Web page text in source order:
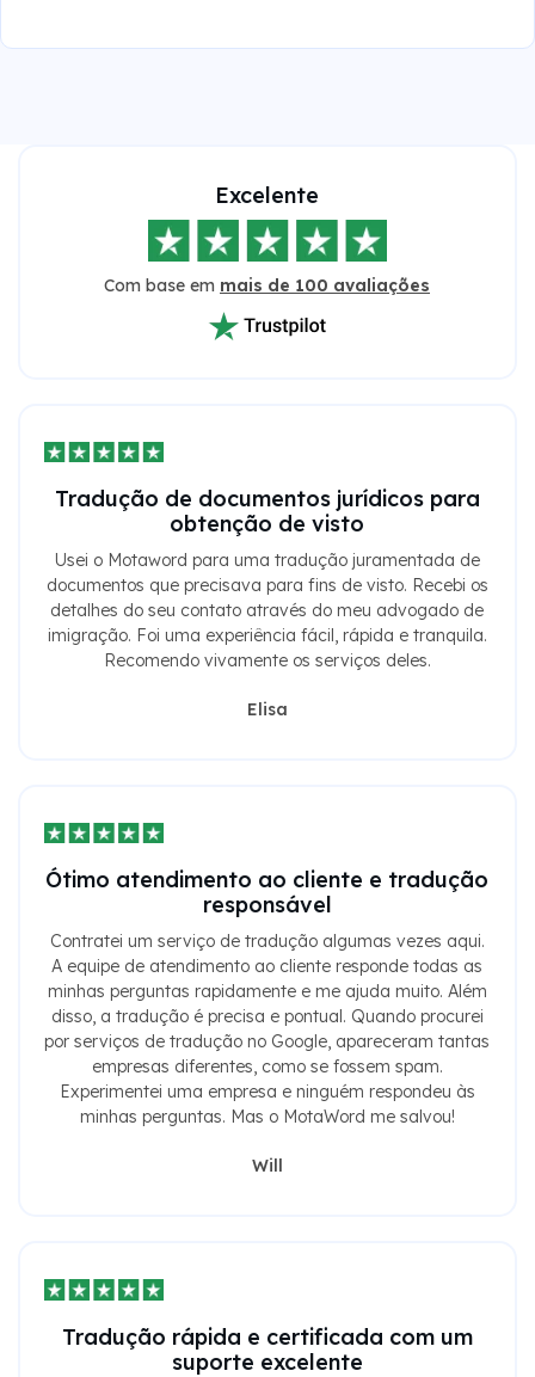
Excelente
Com base em mais de 100 avaliações
Tradução de documentos jurídicos para
obtenção de visto
Usei o Motaword para uma tradução juramentada de
documentos que precisava para fins de visto. Recebi os
detalhes do seu contato através do meu advogado de
imigração. Foi uma experiência fácil, rápida e tranquila.
Recomendo vivamente os serviços deles.
Elisa
Ótimo atendimento ao cliente e tradução
responsável
Contratei um serviço de tradução algumas vezes aqui.
A equipe de atendimento ao cliente responde todas as
minhas perguntas rapidamente e me ajuda muito. Além
disso, a tradução é precisa e pontual. Quando procurei
por serviços de tradução no Google, apareceram tantas
empresas diferentes, como se fossem spam.
Experimentei uma empresa e ninguém respondeu às
minhas perguntas. Mas o MotaWord me salvou!
Will
Tradução rápida e certificada com um
suporte excelente